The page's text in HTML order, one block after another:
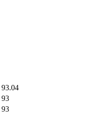
93.04
93
93